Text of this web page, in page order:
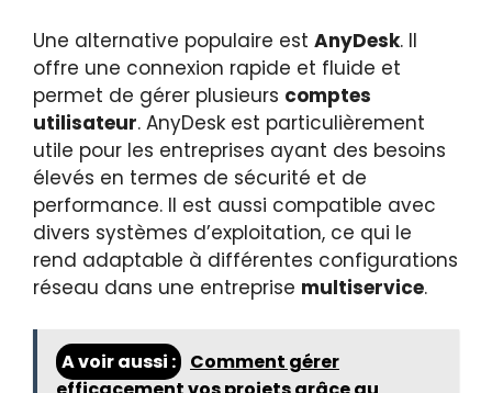
Une alternative populaire est AnyDesk. Il
offre une connexion rapide et fluide et
permet de gérer plusieurs comptes
utilisateur. AnyDesk est particulièrement
utile pour les entreprises ayant des besoins
élevés en termes de sécurité et de
performance. Il est aussi compatible avec
divers systèmes d’exploitation, ce qui le
rend adaptable à différentes configurations
réseau dans une entreprise multiservice.
A voir aussi :
Comment gérer